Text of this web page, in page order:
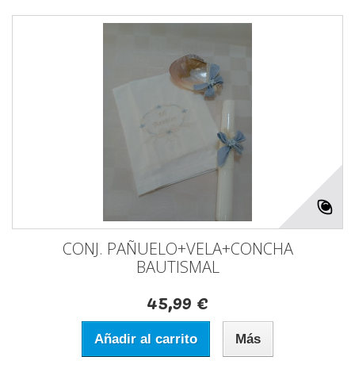
CONJ. PAÑUELO+VELA+CONCHA
BAUTISMAL
45,99 €
Añadir al carrito Más